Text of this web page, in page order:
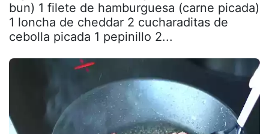
bun) 1 filete de hamburguesa (carne picada)
1 loncha de cheddar 2 cucharaditas de
cebolla picada 1 pepinillo 2...